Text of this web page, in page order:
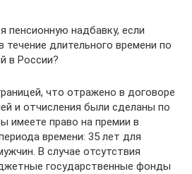
пенсионную надбавку, если
течение длительного времени по
в России?
что отражено в договоре
и отчисления были сделаны по
имеете право на премии в
времени: 35 лет для
В случае отсутствия
государственные фонды